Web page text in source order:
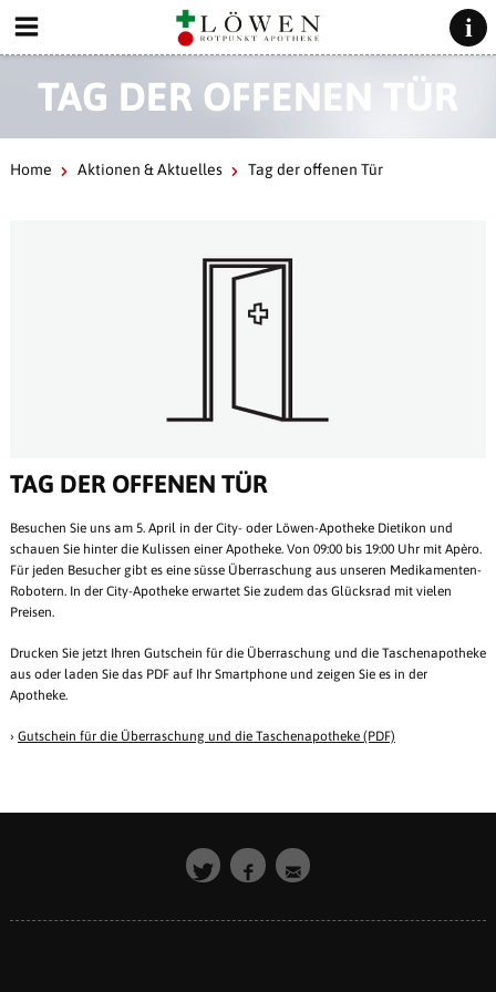
TAG DER OFFENEN TÜR
Home Aktionen & Aktuelles Tag der offenen Tür
TAG DER OFFENEN TÜR
Besuchen Sie uns am 5. April in der City- oder Löwen-Apotheke Dietikon und
schauen Sie hinter die Kulissen einer Apotheke. Von 09:00 bis 19:00 Uhr mit Apèro.
Für jeden Besucher gibt es eine süsse Überraschung aus unseren Medikamenten-
Robotern. In der City-Apotheke erwartet Sie zudem das Glücksrad mit vielen
Preisen.
Drucken Sie jetzt Ihren Gutschein für die Überraschung und die Taschenapotheke
aus oder laden Sie das PDF auf Ihr Smartphone und zeigen Sie es in der
Apotheke.
› Gutschein für die Überraschung und die Taschenapotheke (PDF)